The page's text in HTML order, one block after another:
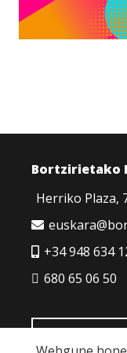
Bortzirietako
Herriko Plaza,
+34 948 634
680 65 06 50